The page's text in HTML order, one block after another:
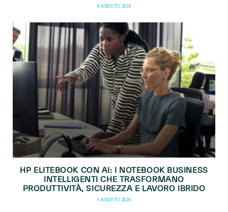
6 AGOSTO 2026
HP ELITEBOOK CON AI: I NOTEBOOK BUSINESS
INTELLIGENTI CHE TRASFORMANO
PRODUTTIVITÀ, SICUREZZA E LAVORO IBRIDO
5 AGOSTO 2026